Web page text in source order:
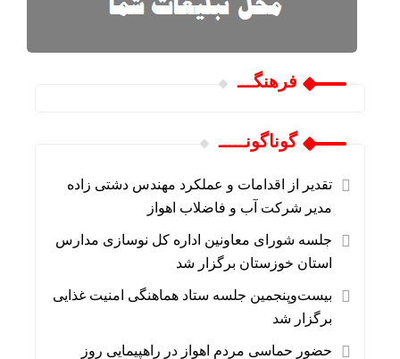
فرهنگـــ
گوناگونـــــ
تقدیر از اقدامات و عملکرد مهندس دشتی زاده
مدیر شرکت آب و فاضلاب اهواز
جلسه شورای معاونین اداره کل نوسازی مدارس
استان خوزستان برگزار شد
بیست‌وپنجمین جلسه ستاد هماهنگی امنیت غذایی
برگزار شد
حضور حماسی مردم اهواز در راهپیمایی روز